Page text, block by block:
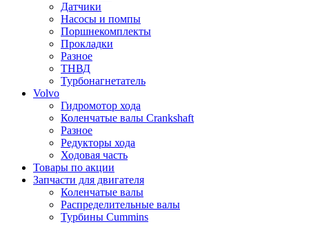
Датчики
Насосы и помпы
Поршнекомплекты
Прокладки
Разное
ТНВД
Турбонагнетатель
Volvo
Гидромотор хода
Коленчатые валы Crankshaft
Разное
Редукторы хода
Ходовая часть
Товары по акции
Запчасти для двигателя
Коленчатые валы
Распределительные валы
Турбины Cummins